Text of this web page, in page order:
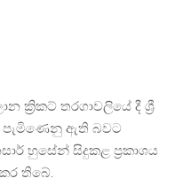
ක්‍රිකට් තරගාවලියේ දී ශ්‍රී
පැමිණෙනු ඇති බවට
හුසේන් සිදුකළ ප්‍රකාශය
තිබේ.